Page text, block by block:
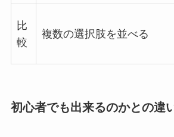
比
較
複数の選択肢を並べる
初心者でも出来るのかとの違